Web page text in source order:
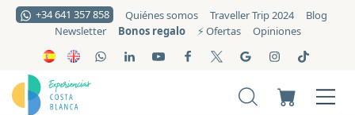
+34 641 357 858 Quiénes somos Traveller Trip 2024
Blog
Newsletter
Bonos regalo ⚡️ Ofertas Opiniones